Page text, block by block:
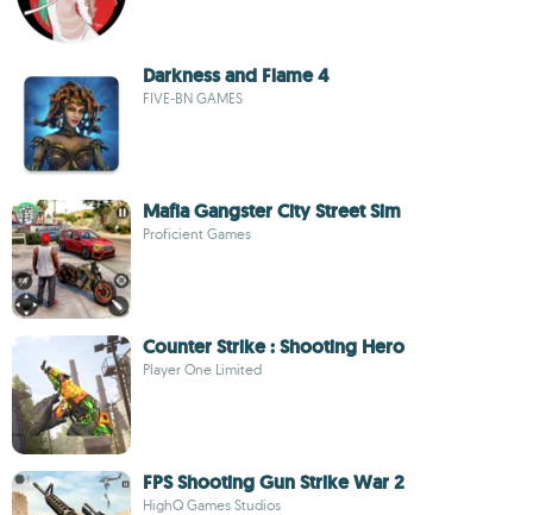
Darkness and Flame 4
FIVE-BN GAMES
Mafia Gangster City Street Sim
Proficient Games
Counter Strike : Shooting Hero
Player One Limited
FPS Shooting Gun Strike War 2
HighQ Games Studios